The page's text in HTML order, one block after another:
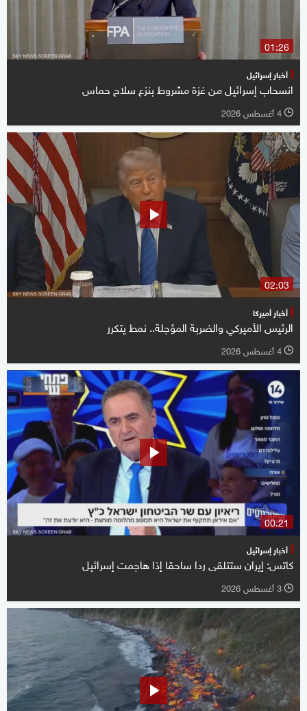
01:26
أخبار إسرائيل
انسحاب إسرائيل من غزة مشروط بنزع سلاح حماس
l 4 أغسطس 2026
02:03
أخبار أميركا
الرئيس الأميركي والضربة المؤجلة.. نمط يتكرر
l 4 أغسطس 2026
00:21
أخبار إسرائيل
كاتس: إيران ستتلقى ردا ساحقا إذا هاجمت إسرائيل
l 3 أغسطس 2026